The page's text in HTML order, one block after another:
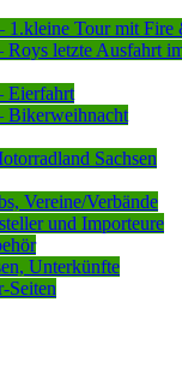
1.kleine Tour mit Fire
Roys letzte Ausfahrt
Eierfahrt
Bikerweihnacht
Sachsen
Vereine/Verbände
und Importeure
Unterkünfte
Seiten